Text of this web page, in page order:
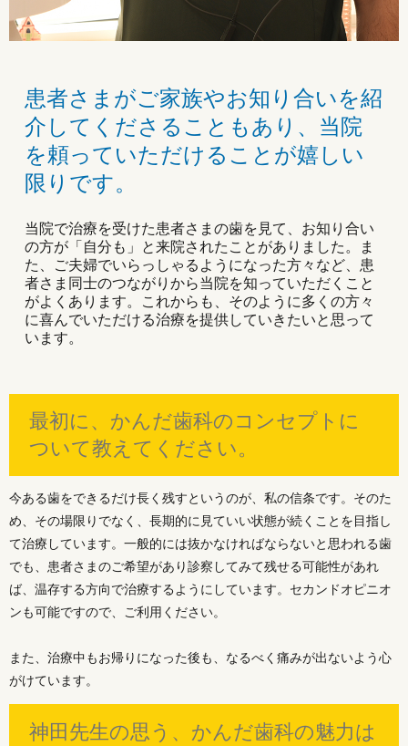
患者さまがご家族やお知り合いを紹
介してくださることもあり、当院
を頼っていただけることが嬉しい
限りです。
当院で治療を受けた患者さまの歯を見て、お知り合い
の方が「自分も」と来院されたことがありました。ま
た、ご夫婦でいらっしゃるようになった方々など、患
者さま同士のつながりから当院を知っていただくこと
がよくあります。これからも、そのように多くの方々
に喜んでいただける治療を提供していきたいと思って
います。
最初に、かんだ歯科のコンセプトに
ついて教えてください。
今ある歯をできるだけ長く残すというのが、私の信条です。そのた
め、その場限りでなく、長期的に見ていい状態が続くことを目指し
て治療しています。一般的には抜かなければならないと思われる歯
でも、患者さまのご希望があり診察してみて残せる可能性があれ
ば、温存する方向で治療するようにしています。セカンドオピニオ
ンも可能ですので、ご利用ください。
また、治療中もお帰りになった後も、なるべく痛みが出ないよう心
がけています。
神田先生の思う、かんだ歯科の魅力は